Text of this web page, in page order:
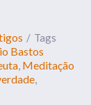
Tags
Bastos
, Meditação
,